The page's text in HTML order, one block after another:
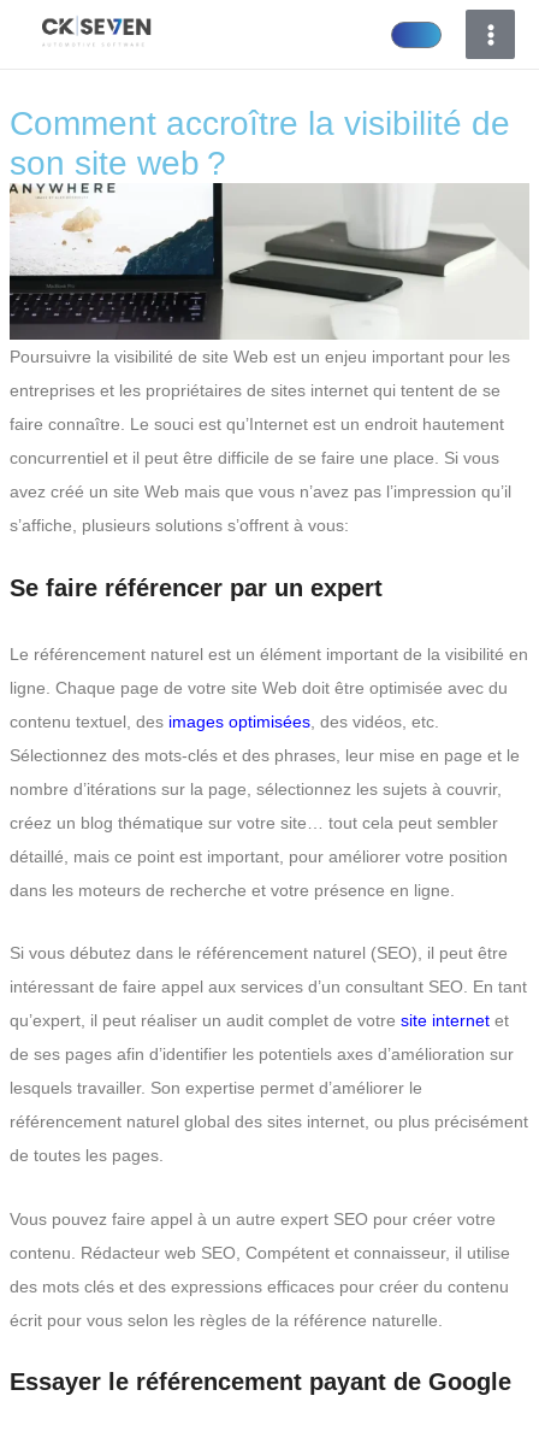
Comment accroître la visibilité de
son site web ?
Poursuivre la visibilité de site Web est un enjeu important pour les
entreprises et les propriétaires de sites internet qui tentent de se
faire connaître. Le souci est qu’Internet est un endroit hautement
concurrentiel et il peut être difficile de se faire une place. Si vous
avez créé un site Web mais que vous n’avez pas l’impression qu’il
s’affiche, plusieurs solutions s’offrent à vous:
Se faire référencer par un expert
Le référencement naturel est un élément important de la visibilité en
ligne. Chaque page de votre site Web doit être optimisée avec du
contenu textuel, des images optimisées, des vidéos, etc.
Sélectionnez des mots-clés et des phrases, leur mise en page et le
nombre d’itérations sur la page, sélectionnez les sujets à couvrir,
créez un blog thématique sur votre site… tout cela peut sembler
détaillé, mais ce point est important, pour améliorer votre position
dans les moteurs de recherche et votre présence en ligne.
Si vous débutez dans le référencement naturel (SEO), il peut être
intéressant de faire appel aux services d’un consultant SEO. En tant
qu’expert, il peut réaliser un audit complet de votre site internetet
de ses pages afin d’identifier les potentiels axes d’amélioration sur
lesquels travailler. Son expertise permet d’améliorer le
référencement naturel global des sites internet, ou plus précisément
de toutes les pages.
Vous pouvez faire appel à un autre expert SEO pour créer votre
contenu. Rédacteur web SEO, Compétent et connaisseur, il utilise
des mots clés et des expressions efficaces pour créer du contenu
écrit pour vous selon les règles de la référence naturelle.
Essayer le référencement payant de Google